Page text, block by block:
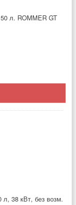
л. ROMMER GT
л, 38 кВт, без возм.